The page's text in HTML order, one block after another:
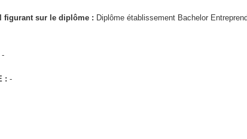
figurant sur le diplôme : Diplôme établissement Bachelor
-
:-